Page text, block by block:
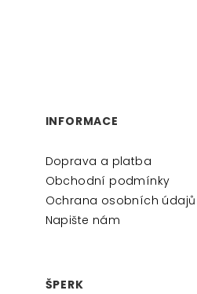
INFORMACE
Doprava a platba
Obchodní podmínky
Ochrana osobních údajů
Napište nám
ŠPERK